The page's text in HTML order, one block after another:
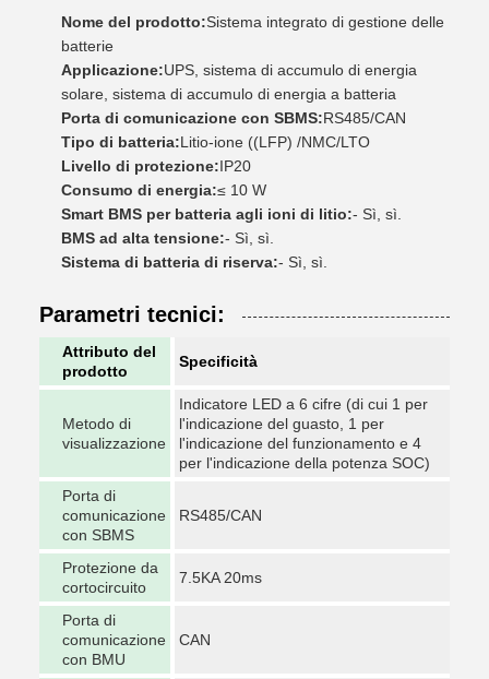
Nome del prodotto:Sistema integrato di gestione delle
batterie
Applicazione:UPS, sistema di accumulo di energia
solare, sistema di accumulo di energia a batteria
Porta di comunicazione con SBMS:RS485/CAN
Tipo di batteria:Litio-ione ((LFP) /NMC/LTO
Livello di protezione:IP20
Consumo di energia:≤ 10 W
Smart BMS per batteria agli ioni di litio:- Sì, sì.
BMS ad alta tensione:- Sì, sì.
Sistema di batteria di riserva:- Sì, sì.
Parametri tecnici:
Attributo del
prodotto
Specificità
Metodo di
visualizzazione
Indicatore LED a 6 cifre (di cui 1 per
l'indicazione del guasto, 1 per
l'indicazione del funzionamento e 4
per l'indicazione della potenza SOC)
Porta di
comunicazione
con SBMS
RS485/CAN
Protezione da
cortocircuito
7.5KA 20ms
Porta di
comunicazione
con BMU
CAN